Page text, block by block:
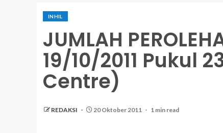
INHIL
JUMLAH
19/10/2011 Pukul
Centre)
REDAKSI 20 Oktober 2011 1 min read